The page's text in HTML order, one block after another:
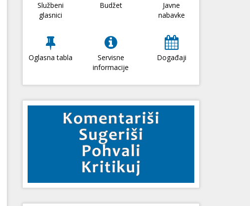
Službeni
glasnici
Budžet
Javne
nabavke
Oglasna tabla
Servisne
informacije
Događaji